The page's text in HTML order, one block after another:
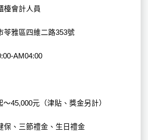
檯會計人員
苓雅區四維二路353號
AM04:00
～45,000元（津貼、獎金另計）
保、三節禮金、生日禮金